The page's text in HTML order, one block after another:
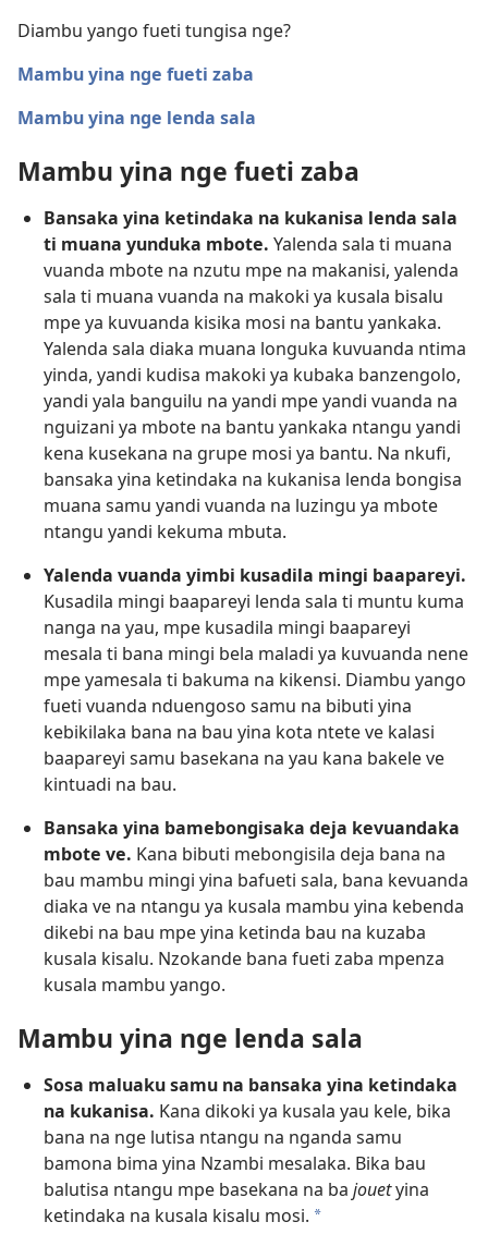
Diambu yango fueti tungisa nge?
Mambu yina nge fueti zaba
Mambu yina nge lenda sala
Mambu yina nge fueti zaba
Bansaka yina ketindaka na kukanisa lenda sala
ti muana yunduka mbote. Yalenda sala ti muana
vuanda mbote na nzutu mpe na makanisi, yalenda
sala ti muana vuanda na makoki ya kusala bisalu
mpe ya kuvuanda kisika mosi na bantu yankaka.
Yalenda sala diaka muana longuka kuvuanda ntima
yinda, yandi kudisa makoki ya kubaka banzengolo,
yandi yala banguilu na yandi mpe yandi vuanda na
nguizani ya mbote na bantu yankaka ntangu yandi
kena kusekana na grupe mosi ya bantu. Na nkufi,
bansaka yina ketindaka na kukanisa lenda bongisa
muana samu yandi vuanda na luzingu ya mbote
ntangu yandi kekuma mbuta.
Yalenda vuanda yimbi kusadila mingi baapareyi.
Kusadila mingi baapareyi lenda sala ti muntu kuma
nanga na yau, mpe kusadila mingi baapareyi
mesala ti bana mingi bela maladi ya kuvuanda nene
mpe yamesala ti bakuma na kikensi. Diambu yango
fueti vuanda nduengoso samu na bibuti yina
kebikilaka bana na bau yina kota ntete ve kalasi
baapareyi samu basekana na yau kana bakele ve
kintuadi na bau.
Bansaka yina bamebongisaka deja kevuandaka
mbote ve. Kana bibuti mebongisila deja bana na
bau mambu mingi yina bafueti sala, bana kevuanda
diaka ve na ntangu ya kusala mambu yina kebenda
dikebi na bau mpe yina ketinda bau na kuzaba
kusala kisalu. Nzokande bana fueti zaba mpenza
kusala mambu yango.
Mambu yina nge lenda sala
Sosa maluaku samu na bansaka yina ketindaka
na kukanisa. Kana dikoki ya kusala yau kele, bika
bana na nge lutisa ntangu na nganda samu
bamona bima yina Nzambi mesalaka. Bika bau
balutisa ntangu mpe basekana na ba jouetyina
ketindaka na kusala kisalu mosi. a